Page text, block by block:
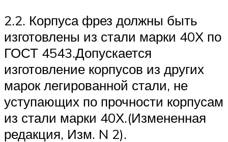
2.2. Корпуса фрез должны быть
изготовлены из стали марки 40Х по
ГОСТ 4543.Допускается
изготовление корпусов из других
марок легированной стали, не
уступающих по прочности корпусам
из стали марки 40Х.(Измененная
редакция, Изм. N 2).